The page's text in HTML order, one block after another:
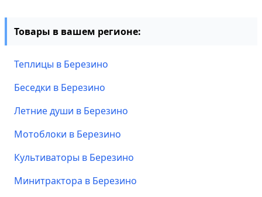
Товары в вашем регионе:
Теплицы в Березино
Беседки в Березино
Летние души в Березино
Мотоблоки в Березино
Культиваторы в Березино
Минитрактора в Березино